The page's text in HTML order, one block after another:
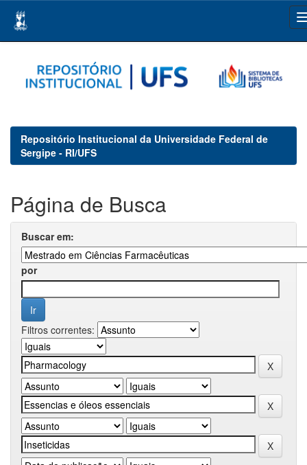
navigation
Repositório Institucional da Universidade Federal de
Sergipe - RI/UFS
Página de Busca
Buscar em:
por
Filtros correntes: